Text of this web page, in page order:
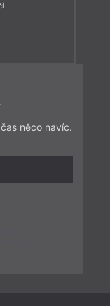
něco navíc.